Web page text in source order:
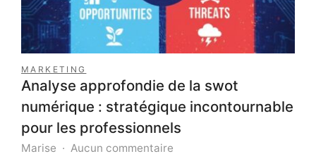
MARKETING
Analyse approfondie de la swot
numérique : stratégique incontournable
pour les professionnels
Marise Aucun commentaire